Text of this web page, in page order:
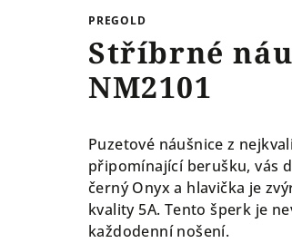
PREGOLD
Stříbrné
NM2101
Puzetové náušnice z
připomínající berušku, vás
černý Onyx a hlavička je
kvality 5A. Tento šperk je
každodenní nošení.